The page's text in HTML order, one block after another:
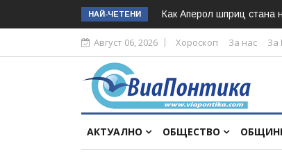
НАЙ-ЧЕТЕНИ Как Аперол шприц стана
Август 06, 2026 Хороскоп За нас За
АКТУАЛНО ОБЩЕСТВО